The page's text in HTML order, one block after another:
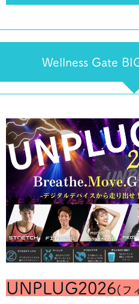
Wellness Gate
UNPLUG2026(フ